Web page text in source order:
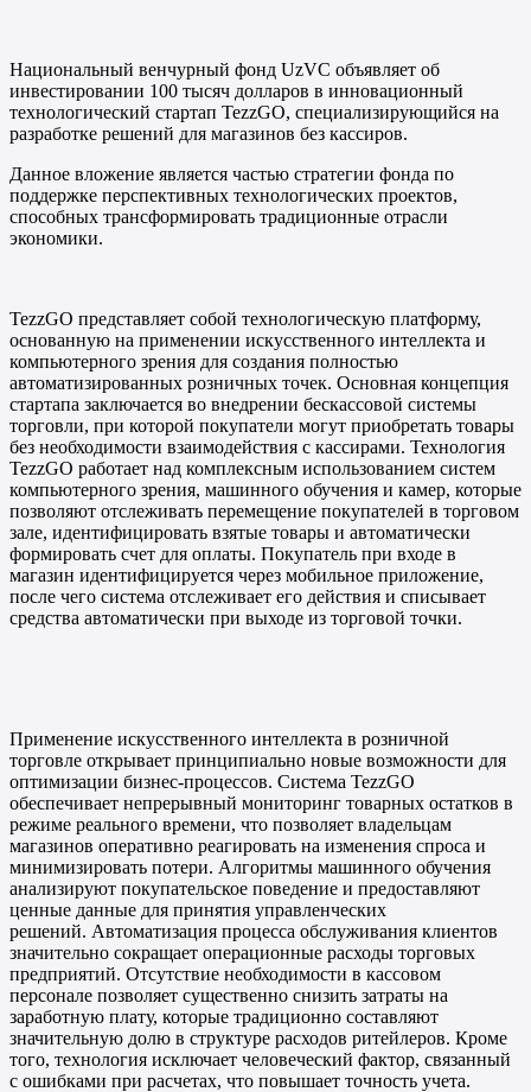
Национальный венчурный фонд UzVC объявляет об
инвестировании 100 тысяч долларов в инновационный
технологический стартап TezzGO, специализирующийся на
разработке решений для магазинов без кассиров.
Данное вложение является частью стратегии фонда по
поддержке перспективных технологических проектов,
способных трансформировать традиционные отрасли
экономики.
TezzGO представляет собой технологическую платформу,
основанную на применении искусственного интеллекта и
компьютерного зрения для создания полностью
автоматизированных розничных точек. Основная концепция
стартапа заключается во внедрении бескассовой системы
торговли, при которой покупатели могут приобретать товары
без необходимости взаимодействия с кассирами. Технология
TezzGO работает над комплексным использованием систем
компьютерного зрения, машинного обучения и камер, которые
позволяют отслеживать перемещение покупателей в торговом
зале, идентифицировать взятые товары и автоматически
формировать счет для оплаты. Покупатель при входе в
магазин идентифицируется через мобильное приложение,
после чего система отслеживает его действия и списывает
средства автоматически при выходе из торговой точки.
Применение искусственного интеллекта в розничной
торговле открывает принципиально новые возможности для
оптимизации бизнес-процессов. Система TezzGO
обеспечивает непрерывный мониторинг товарных остатков в
режиме реального времени, что позволяет владельцам
магазинов оперативно реагировать на изменения спроса и
минимизировать потери. Алгоритмы машинного обучения
анализируют покупательское поведение и предоставляют
ценные данные для принятия управленческих
решений. Автоматизация процесса обслуживания клиентов
значительно сокращает операционные расходы торговых
предприятий. Отсутствие необходимости в кассовом
персонале позволяет существенно снизить затраты на
заработную плату, которые традиционно составляют
значительную долю в структуре расходов ритейлеров. Кроме
того, технология исключает человеческий фактор, связанный
с ошибками при расчетах, что повышает точность учета.